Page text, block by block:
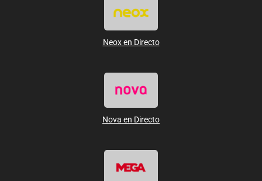
Neox en Directo
Nova en Directo